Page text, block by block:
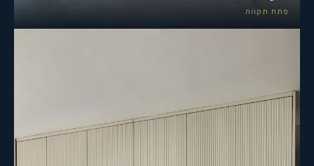
פתח תקווה